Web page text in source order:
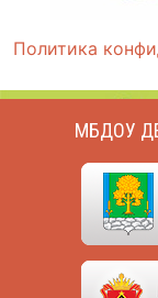
Политика
МБДОУ